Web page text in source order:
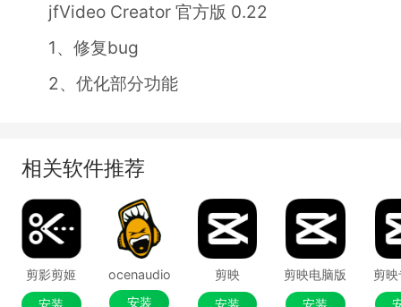
jfVideo Creator 官方版 0.22
1、修复bug
2、优化部分功能
相关软件推荐
剪影剪姬
安装
ocenaudio
安装
剪映
安装
剪映电脑版
安装
剪